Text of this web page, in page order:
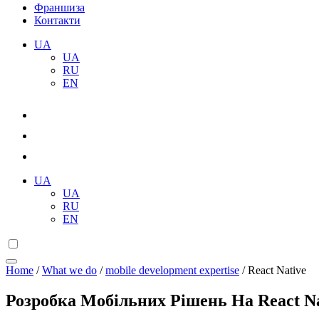
Франшиза
Контакти
UA
UA
RU
EN
UA
UA
RU
EN
Home /What we do /mobile development expertise /React Native
Розробка Мобільних Рішень На React